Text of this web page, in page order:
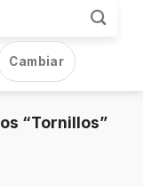
Cambiar
“Tornillos”